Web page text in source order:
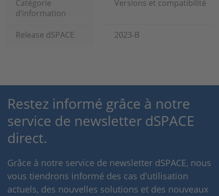
Catégorie
d’information
Versions et compatibilité
Release dSPACE 2023-B
Restez informé grâce à notre
service de newsletter dSPACE
direct.
Grâce à notre service de newsletter dSPACE, nous
vous tiendrons informé des cas d'utilisation
actuels, des nouvelles solutions et des nouveaux